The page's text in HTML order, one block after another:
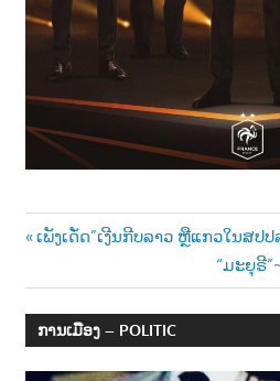
Post
navigation
Previous
ເພັງເດັ່ດ”ເງີນກີບລາວ ຫຼືແກວໃນສປປ
Next
Post:
“ມະຍຸຣີ
ການເມືອງ – POLITIC